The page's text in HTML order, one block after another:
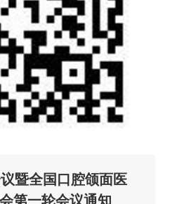
暨全国口腔颌面医
第一轮会议通知